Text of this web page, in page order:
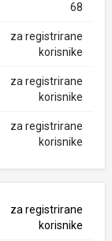
68
za registrirane
korisnike
za registrirane
korisnike
za registrirane
korisnike
za registrirane
korisnike